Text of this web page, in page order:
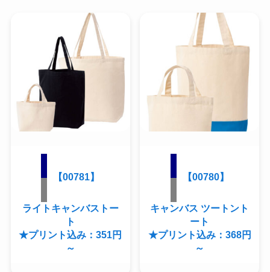
【00781】
ライトキャンバストー
ト
★プリント込み：351円
～
【00780】
キャンバス ツートント
ート
★プリント込み：368円
～